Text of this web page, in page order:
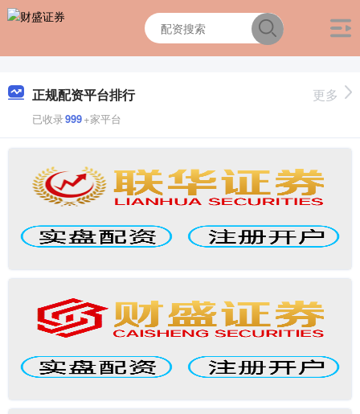
正规配资平台排行
已收录999+家平台
更多